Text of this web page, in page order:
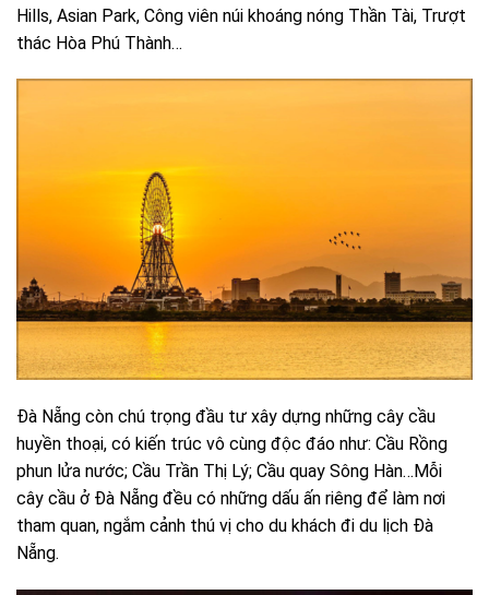
Hills, Asian Park, Công viên núi khoáng nóng Thần Tài, Trượt
thác Hòa Phú Thành…
Đà Nẵng còn chú trọng đầu tư xây dựng những cây cầu
huyền thoại, có kiến trúc vô cùng độc đáo như: Cầu Rồng
phun lửa nước; Cầu Trần Thị Lý; Cầu quay Sông Hàn…Mỗi
cây cầu ở Đà Nẵng đều có những dấu ấn riêng để làm nơi
tham quan, ngắm cảnh thú vị cho du khách đi du lịch Đà
Nẵng.